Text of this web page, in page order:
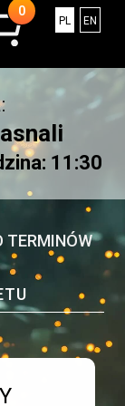
0
0
Łączna
kwota:
0.00
złotych
EN
PL Polski
11:30
TERMINÓW